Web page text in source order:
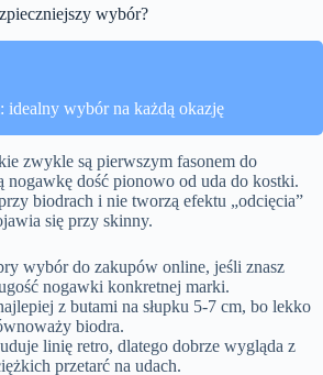
wybór?
idealny wybór na każdą okazję
zwykle są pierwszym fasonem do
nogawkę dość pionowo od uda do kostki.
biodrach i nie tworzą efektu „odcięcia”
się przy skinny.
wybór do zakupów online, jeśli znasz
nogawki konkretnej marki.
z butami na słupku 5-7 cm, bo lekko
biodra.
linię retro, dlatego dobrze wygląda z
przetarć na udach.